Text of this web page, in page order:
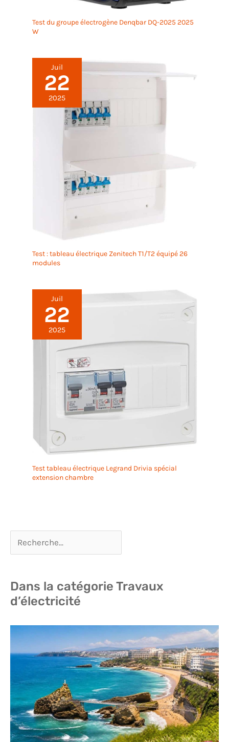
Test du groupe électrogène Denqbar DQ-2025 2025
W
Juil
22
2025
Test : tableau électrique Zenitech T1/T2 équipé 26
modules
Juil
22
2025
Test tableau électrique Legrand Drivia spécial
extension chambre
Dans la catégorie Travaux
d’électricité